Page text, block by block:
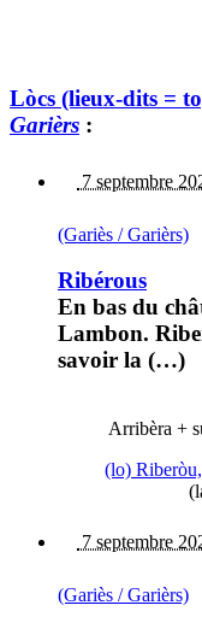
Lòcs (lieux-dits =
Garièrs :
7 septembre
(Gariès / Garièrs)
Ribérous
En bas du
Lambon.
savoir la (…)
Arribèra +
(lo)
7 septembre
(Gariès / Garièrs)